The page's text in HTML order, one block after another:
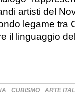
artisti del
legame tra
il linguaggio
· CUBISMO · ARTE